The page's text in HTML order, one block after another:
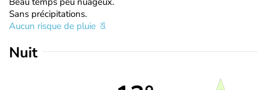
Sans précipitations.
Aucun risque de pluie
Nuit